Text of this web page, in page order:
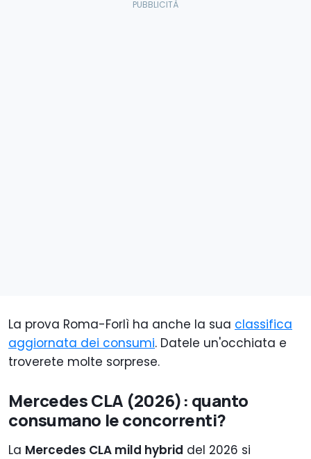
La prova Roma-Forlì ha anche la sua classifica
aggiornata dei consumi. Datele un'occhiata e
troverete molte sorprese.
Mercedes CLA (2026): quanto
consumano le concorrenti?
La Mercedes CLA mild hybrid del 2026 si